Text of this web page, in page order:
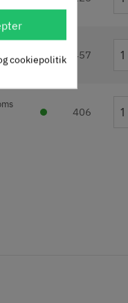
457
406
cookiepolitik